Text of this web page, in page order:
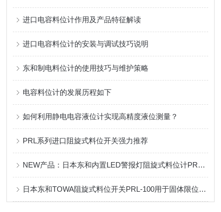
进口电容料位计作用及产品特征解读
进口电容料位计的安装与调试技巧说明
东和制电料位计的使用技巧与维护策略
电容料位计的发展历程如下
如何利用静电电容液位计实现高精度液位测量？
PRL系列进口阻旋式料位开关强力推荐
NEW产品：日本东和内置LED警报灯阻旋式料位计PRL-100L
日本东和TOWA阻旋式料位开关PRL-100用于固体限位检测